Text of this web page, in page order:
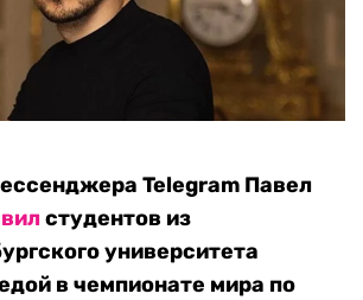
Telegram Павел
студентов из
университета
в чемпионате мира по